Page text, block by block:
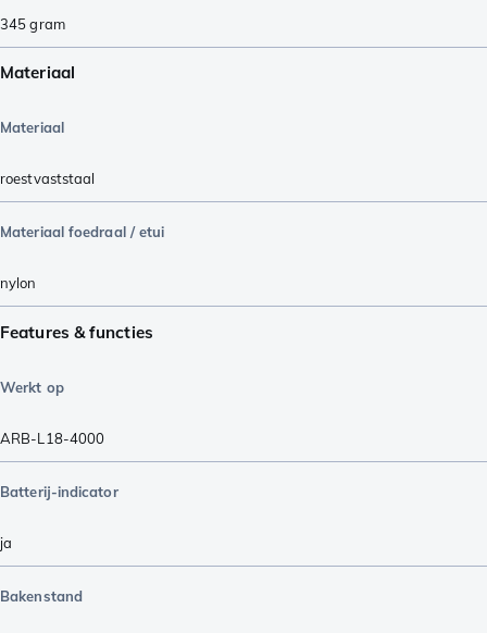
345gram
Materiaal
Materiaal
roestvaststaal
Materiaal foedraal / etui
nylon
Features & functies
Werkt op
ARB-L18-4000
Batterij-indicator
ja
Bakenstand